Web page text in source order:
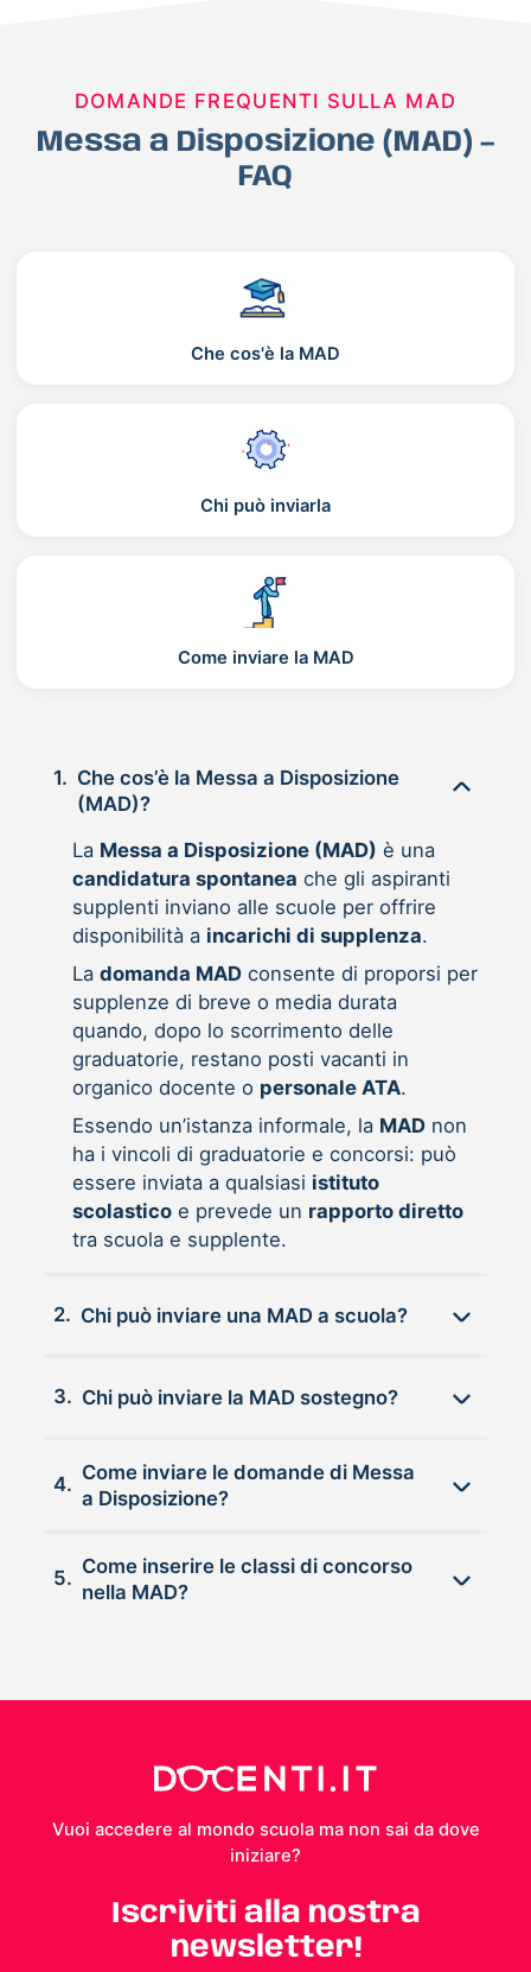
DOMANDE FREQUENTI SULLA MAD
Messa a Disposizione (MAD) –
FAQ
Che cos'è la MAD
Chi può inviarla
Come inviare la MAD
1. Che cos’è la Messa a Disposizione
(MAD)?
La Messa a Disposizione (MAD) è una
candidatura spontanea che gli aspiranti
supplenti inviano alle scuole per offrire
disponibilità a incarichi di supplenza.
La domanda MADconsente di proporsi per
supplenze di breve o media durata
quando, dopo lo scorrimento delle
graduatorie, restano posti vacanti in
organico docente o personale ATA.
Essendo un’istanza informale, la MADnon
ha i vincoli di graduatorie e concorsi: può
essere inviata a qualsiasi istituto
scolasticoe prevede un rapporto diretto
tra scuola e supplente.
2. Chi può inviare una MAD a scuola?
3. Chi può inviare la MAD sostegno?
4.
Come inviare le domande di Messa
a Disposizione?
5.
Come inserire le classi di concorso
nella MAD?
Vuoi accedere al mondo scuola ma non sai da dove
iniziare?
Iscriviti alla nostra
newsletter!